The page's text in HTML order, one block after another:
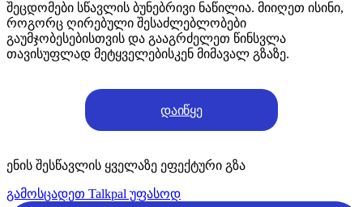
შეცდომები სწავლის ბუნებრივი ნაწილია. მიიღეთ ისინი,
როგორც ღირებული შესაძლებლობები
გაუმჯობესებისთვის და გააგრძელეთ წინსვლა
თავისუფლად მეტყველებისკენ მიმავალ გზაზე.
დაიწყე
ენის შესწავლის ყველაზე ეფექტური გზა
გამოსცადეთ Talkpal უფასოდ